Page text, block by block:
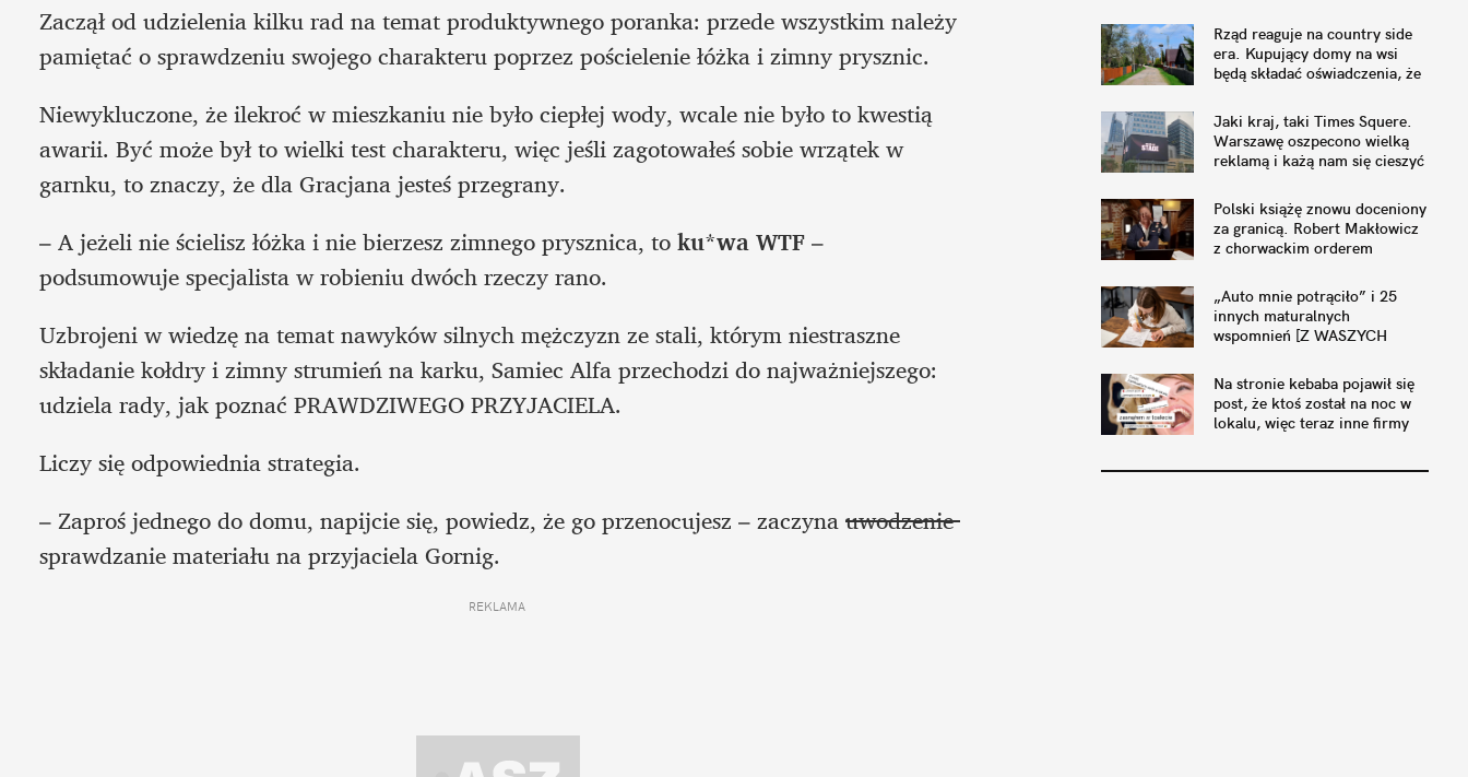
Zaczął od udzielenia kilku rad na temat produktywnego poranka: przede wszystkim należy
pamiętać o sprawdzeniu swojego charakteru poprzez pościelenie łóżka i zimny prysznic.
Niewykluczone, że ilekroć w mieszkaniu nie było ciepłej wody, wcale nie było to kwestią
awarii. Być może był to wielki test charakteru, więc jeśli zagotowałeś sobie wrzątek w
garnku, to znaczy, że dla Gracjana jesteś przegrany.
– A jeżeli nie ścielisz łóżka i nie bierzesz zimnego prysznica, to ku*wa WTF –
podsumowuje specjalista w robieniu dwóch rzeczy rano.
Uzbrojeni w wiedzę na temat nawyków silnych mężczyzn ze stali, którym niestraszne
składanie kołdry i zimny strumień na karku, Samiec Alfa przechodzi do najważniejszego:
udziela rady, jak poznać PRAWDZIWEGO PRZYJACIELA.
Liczy się odpowiednia strategia.
– Zaproś jednego do domu, napijcie się, powiedz, że go przenocujesz – zaczyna
uwodzenie
sprawdzanie materiału na przyjaciela Gornig.
REKLAMA
Rząd reaguje na country side
era. Kupujący domy na wsi
będą składać oświadczenia, że
koguta
Jaki kraj, taki Times Squere.
Warszawę oszpecono wielką
reklamą i każą nam się cieszyć
Polski książę znowu doceniony
za granicą. Robert Makłowicz
z chorwackim orderem
„Auto mnie potrąciło” i 25
innych maturalnych
wspomnień [Z WASZYCH
Na stronie kebaba pojawił się
post, że ktoś został na noc w
lokalu, więc teraz inne firmy